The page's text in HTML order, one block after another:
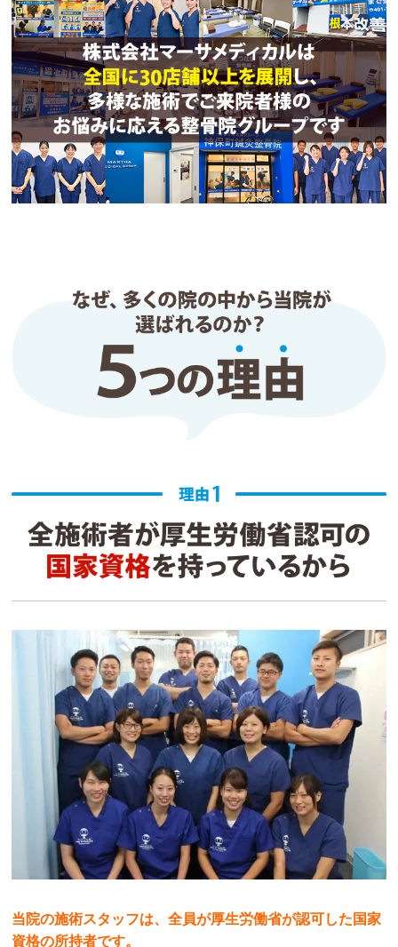
2 か月前
仕事柄、長時間のデスクワークや機器作業が多く、
首・肩・腰の負担に悩んでいましたが、チラシをい
ただき、無料体験を受けたことをきっかけに通うよ
うになりました。
その場しのぎではなく、体の状態や原因を丁寧に説
明しながら対応していただけるので安心感がありま
す。
スタッフの皆さんも明るく、院内の雰囲気も良いた
神田周辺で整骨院を探している方にはおすすめでき
ると思います。
丁寧な問診と施術、かなりおすすめ。
初めての整骨院で少し不安がありましたが心配いり
ませんでした。定期的に通います。
ykn wtn
腰痛の治療でいつもお世話になってます。
どのスタッフの方も親切で、技術もしっかりされて
いて満足してます！
引き続きお世話になります。
満月
2 か月前
動画広告でキャンペーンをやってるのを見て、今日
初めて行ったんですが、この店舗の方達、めっちゃ
元気いいし、丁寧な接客だし技術もしっかりしてる
と思う。今日施術してくれたお兄さんはちゃんとし
です
当院の施術スタッフは、全員が厚生労働省が認可した国家
資格の所持者です。